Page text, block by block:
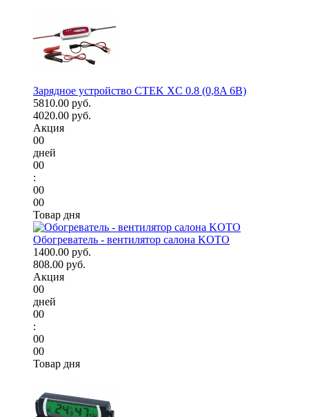
Зарядное устройство CTEK XC 0.8 (0,8A 6В)
5810.00 руб.
4020.00 руб.
Акция
00
дней
00
:
00
00
Товар дня
Обогреватель - вентилятор салона KOTO
1400.00 руб.
808.00 руб.
Акция
00
дней
00
:
00
00
Товар дня